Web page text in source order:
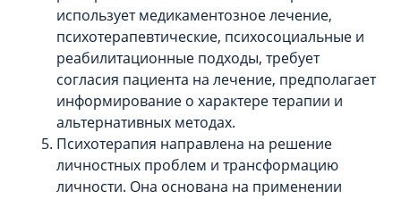
использует медикаментозное лечение,
психотерапевтические, психосоциальные и
реабилитационные подходы, требует
согласия пациента на лечение, предполагает
информирование о характере терапии и
альтернативных методах.
Психотерапия направлена на решение
личностных проблем и трансформацию
личности. Она основана на применении